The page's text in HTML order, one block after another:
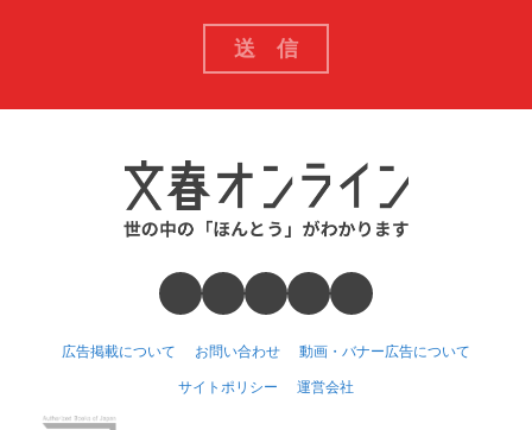
広告掲載について お問い合わせ 動画・バナー広告について
サイトポリシー 運営会社